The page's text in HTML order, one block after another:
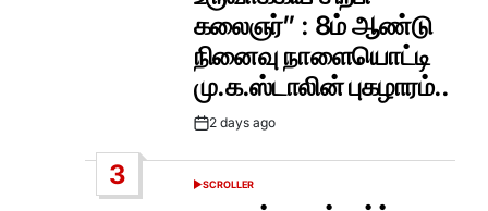
கலைஞர்” : 8ம் ஆண்டு
நினைவு நாளையொட்டி
மு.க.ஸ்டாலின் புகழாரம்..
Post2 days ago
3
POSTED
SCROLLER